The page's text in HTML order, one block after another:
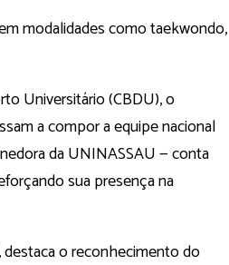
modalidades como taekwondo,
Universitário (CBDU), o
a compor a equipe nacional
da UNINASSAU — conta
sua presença na
o reconhecimento do